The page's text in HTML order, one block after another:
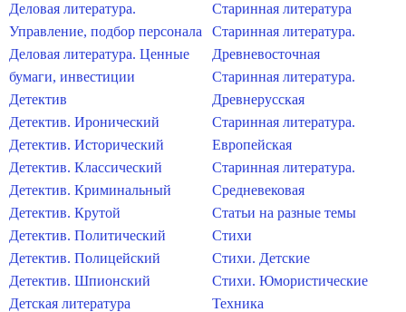
Деловая литература.
Управление, подбор персонала
Деловая литература. Ценные
бумаги, инвестиции
Детектив
Детектив. Иронический
Детектив. Исторический
Детектив. Классический
Детектив. Криминальный
Детектив. Крутой
Детектив. Политический
Детектив. Полицейский
Детектив. Шпионский
Детская литература
Старинная литература
Старинная литература.
Древневосточная
Старинная литература.
Древнерусская
Старинная литература.
Европейская
Старинная литература.
Средневековая
Статьи на разные темы
Стихи
Стихи. Детские
Стихи. Юмористические
Техника